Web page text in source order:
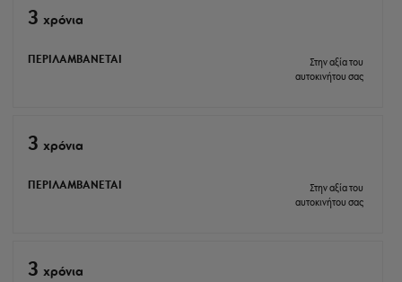
3 xρόνια
ΠΕΡΙΛΑΜΒΑΝΕΤΑΙ
Στην αξία του
αυτοκινήτου σας
3 xρόνια
ΠΕΡΙΛΑΜΒΑΝΕΤΑΙ
Στην αξία του
αυτοκινήτου σας
3 xρόνια